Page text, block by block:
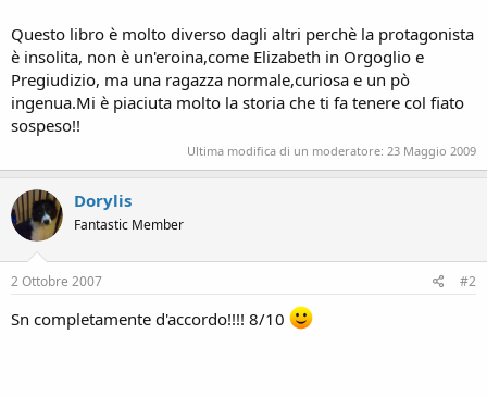
Questo libro è molto diverso dagli altri perchè la protagonista
è insolita, non è un'eroina,come Elizabeth in Orgoglio e
Pregiudizio, ma una ragazza normale,curiosa e un pò
ingenua.Mi è piaciuta molto la storia che ti fa tenere col fiato
sospeso!!
Ultima modifica di un moderatore: 23 Maggio 2009
Dorylis
Fantastic Member
2 Ottobre 2007 #2
Sn completamente d'accordo!!!! 8/10